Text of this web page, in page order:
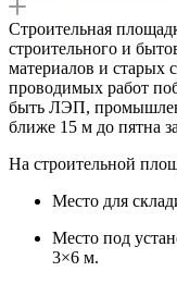
Строительная
строительного и
материалов и старых
проводимых работ
быть ЛЭП,
ближе 15 м до пятна
На строительной
Место для
Место под
3×6 м.